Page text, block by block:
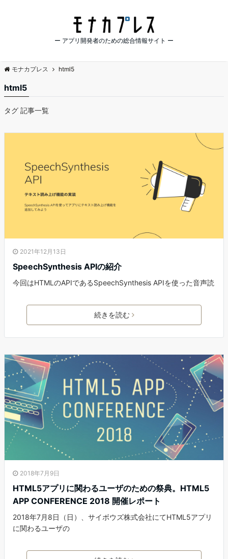
ー アプリ開発者のための総合情報サイト ー
モナカプレス html5
html5
タグ 記事一覧
2021年12月13日
SpeechSynthesis APIの紹介
今回はHTMLのAPIであるSpeechSynthesis APIを使った音声読
続きを読む
2018年7月9日
HTML5アプリに関わるユーザのための祭典。HTML5
APP CONFERENCE 2018 開催レポート
2018年7月8日（日）、サイボウズ株式会社にてHTML5アプリ
に関わるユーザの